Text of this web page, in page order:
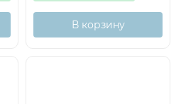
В корзину